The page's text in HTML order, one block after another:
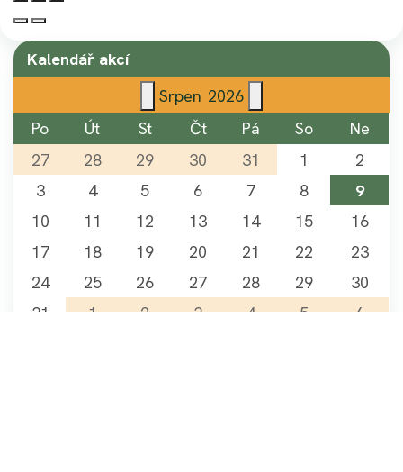
Kalendář akcí
Srpen 2026
Po
Út St Čt Pá So
Ne
27
28 29 30 31 1
2
3
4 5 6 7 8
9
10
11 12 13 14 15
16
17
18 19 20 21 22
23
24
25 26 27 28 29
30
31
1 2 3 4 5 6